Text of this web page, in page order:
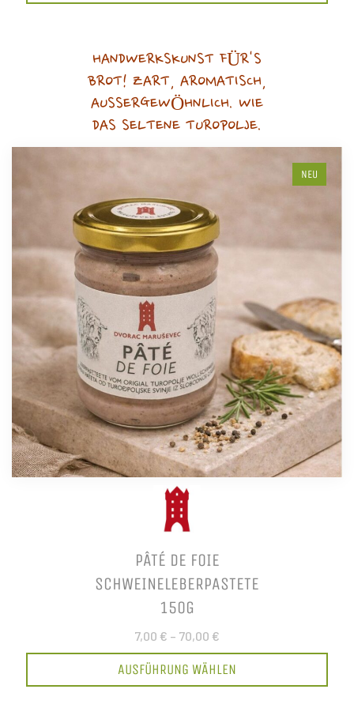
HANDWERKSKUNST FÜR'S
BROT! ZART, AROMATISCH,
AUSSERGEWÖHNLICH. WIE
DAS SELTENE TUROPOLJE.
NEU
PÂTÉ DE FOIE
SCHWEINELEBERPASTETE
150G
7,00 € – 70,00 €
AUSFÜHRUNG WÄHLEN